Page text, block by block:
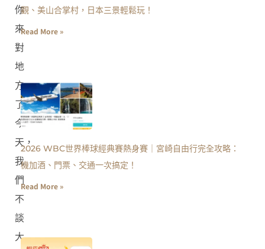
你
來
對
地
方
了！
今
天，
我
們
不
談
大
觀、美山合掌村，日本三景輕鬆玩！
Read More »
2026 WBC世界棒球經典賽熱身賽｜宮崎自由行完全攻略：
機加酒、門票、交通一次搞定！
Read More »